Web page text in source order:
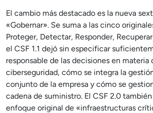
El cambio más destacado es la nueva
«Gobernar». Se suma a las cinco
Proteger, Detectar, Responder,
el CSF 1.1 dejó sin especificar
responsable de las decisiones en materia
ciberseguridad, cómo se integra la
conjunto de la empresa y cómo se
cadena de suministro. El CSF 2.0
enfoque original de «infraestructuras